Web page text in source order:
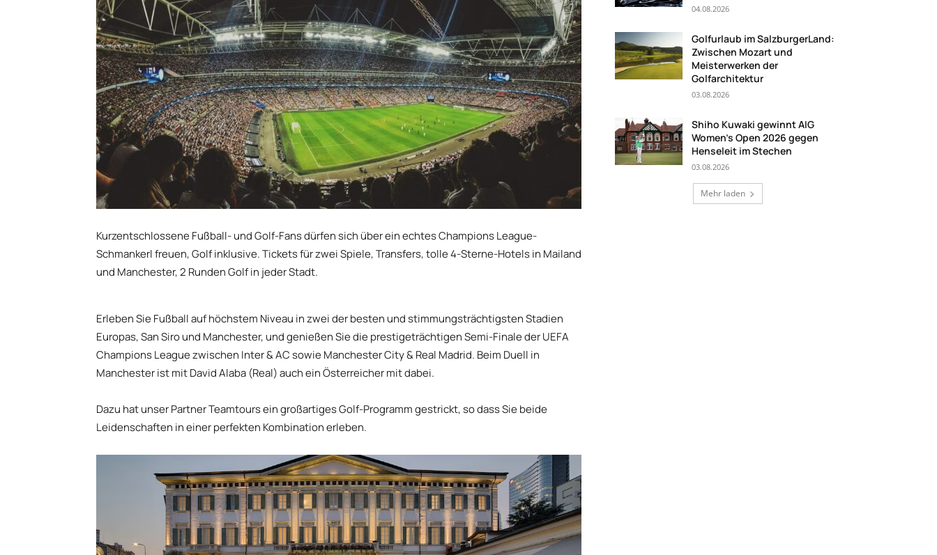
Kurzentschlossene Fußball- und Golf-Fans dürfen sich über ein echtes Champions League-
Schmankerl freuen, Golf inklusive. Tickets für zwei Spiele, Transfers, tolle 4-Sterne-Hotels in Mailand
und Manchester, 2 Runden Golf in jeder Stadt.
Erleben Sie Fußball auf höchstem Niveau in zwei der besten und stimmungsträchtigsten Stadien
Europas, San Siro und Manchester, und genießen Sie die prestigeträchtigen Semi-Finale der UEFA
Champions League zwischen Inter & AC sowie Manchester City & Real Madrid. Beim Duell in
Manchester ist mit David Alaba (Real) auch ein Österreicher mit dabei.
Dazu hat unser Partner Teamtours ein großartiges Golf-Programm gestrickt, so dass Sie beide
Leidenschaften in einer perfekten Kombination erleben.
04.08.2026
Golfurlaub im SalzburgerLand:
Zwischen Mozart und
Meisterwerken der
Golfarchitektur
03.08.2026
Shiho Kuwaki gewinnt AIG
Women’s Open 2026 gegen
Henseleit im Stechen
03.08.2026
Mehr laden